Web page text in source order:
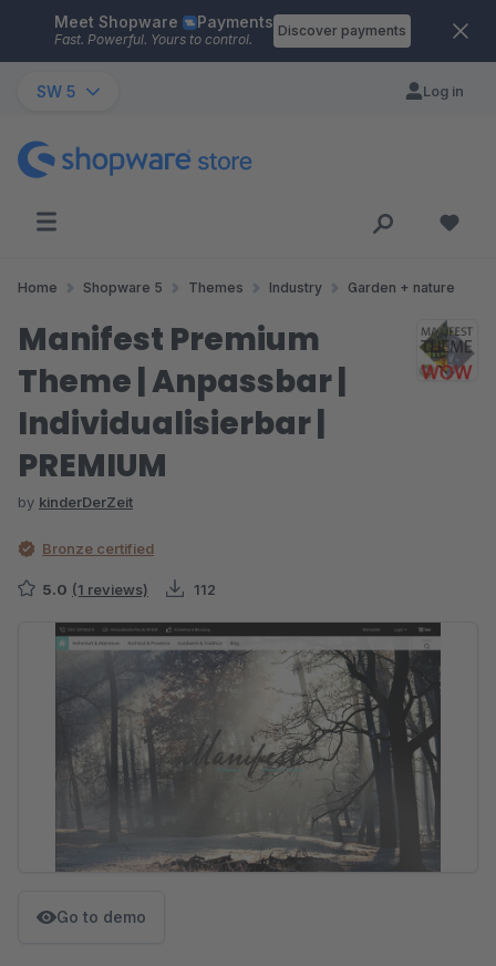
Skip to main content
Meet Shopware Payments
Fast. Powerful. Yours to control.
Discover payments
SW 5 Log in
Home Shopware 5 Themes Industry Garden + nature
Manifest Premium
Theme | Anpassbar |
Individualisierbar |
PREMIUM
by kinderDerZeit
Bronze certified
5.0 (1 reviews) 112
Skip image gallery
Go to demo